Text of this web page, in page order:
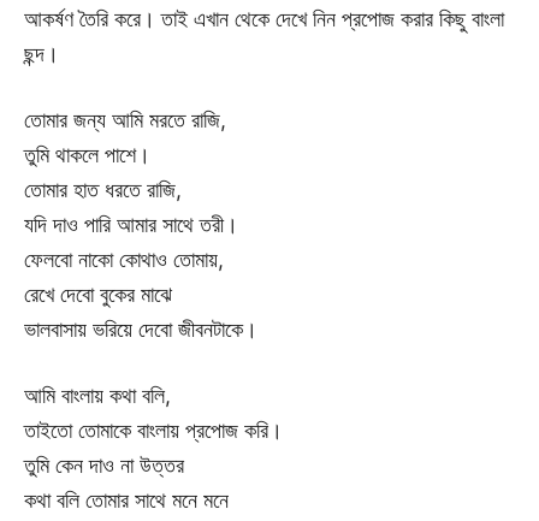
আকর্ষণ তৈরি করে। তাই এখান থেকে দেখে নিন প্রপোজ করার কিছু বাংলা
ছন্দ।
তোমার জন্য আমি মরতে রাজি,
তুমি থাকলে পাশে।
তোমার হাত ধরতে রাজি,
যদি দাও পারি আমার সাথে তরী।
ফেলবো নাকো কোথাও তোমায়,
রেখে দেবো বুকের মাঝে
ভালবাসায় ভরিয়ে দেবো জীবনটাকে।
আমি বাংলায় কথা বলি,
তাইতো তোমাকে বাংলায় প্রপোজ করি।
তুমি কেন দাও না উত্তর
কথা বলি তোমার সাথে মনে মনে